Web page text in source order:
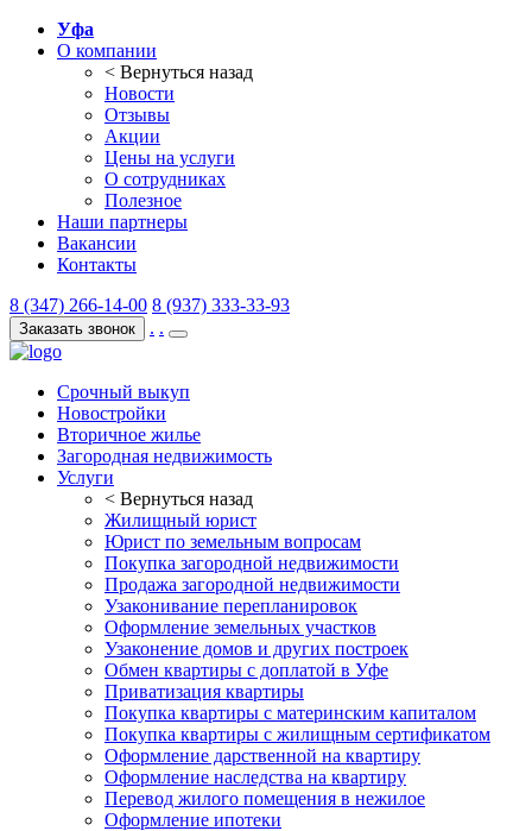
Уфа
О компании
< Вернуться назад
Новости
Отзывы
Акции
Цены на услуги
О сотрудниках
Полезное
Наши партнеры
Вакансии
Контакты
8 (347) 266-14-00 8 (937) 333-33-93
Заказать звонок . .
Срочный выкуп
Новостройки
Вторичное жилье
Загородная недвижимость
Услуги
< Вернуться назад
Жилищный юрист
Юрист по земельным вопросам
Покупка загородной недвижимости
Продажа загородной недвижимости
Узаконивание перепланировок
Оформление земельных участков
Узаконение домов и других построек
Обмен квартиры с доплатой в Уфе
Приватизация квартиры
Покупка квартиры с материнским капиталом
Покупка квартиры с жилищным сертификатом
Оформление дарственной на квартиру
Оформление наследства на квартиру
Перевод жилого помещения в нежилое
Оформление ипотеки